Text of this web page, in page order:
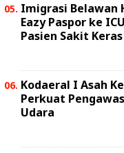
Imigrasi Belawan
Eazy Paspor ke
Pasien Sakit Keras
Kodaeral I Asah
Perkuat
Udara